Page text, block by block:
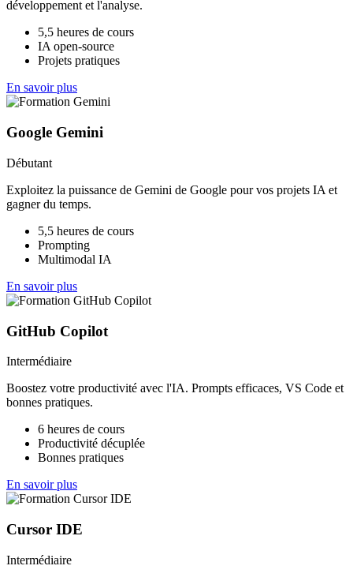
développement et l'analyse.
5,5 heures de cours
IA open-source
Projets pratiques
En savoir plus
Google Gemini
Débutant
Exploitez la puissance de Gemini de Google pour vos projets IA et
gagner du temps.
5,5 heures de cours
Prompting
Multimodal IA
En savoir plus
GitHub Copilot
Intermédiaire
Boostez votre productivité avec l'IA. Prompts efficaces, VS Code et
bonnes pratiques.
6 heures de cours
Productivité décuplée
Bonnes pratiques
En savoir plus
Cursor IDE
Intermédiaire